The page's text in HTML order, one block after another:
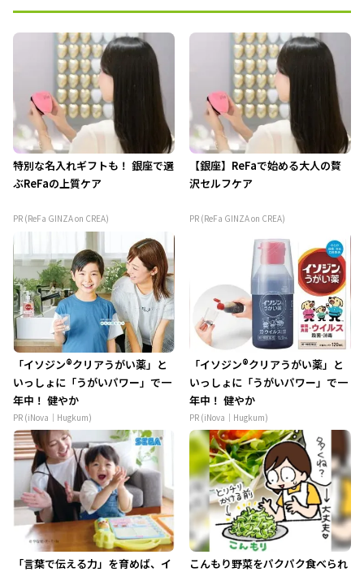
特別な名入れギフトも！ 銀座で選
ぶReFaの上質ケア
PR (ReFa GINZA on CREA)
【銀座】ReFaで始める大人の贅
沢セルフケア
PR (ReFa GINZA on CREA)
「イソジン®クリアうがい薬」と
いっしょに「うがいパワー」で一
年中！ 健やか
PR (iNova｜Hugkum)
「イソジン®クリアうがい薬」と
いっしょに「うがいパワー」で一
年中！ 健やか
PR (iNova｜Hugkum)
「言葉で伝える力」を育めば、イ
こんもり野菜をパクパク食べられ